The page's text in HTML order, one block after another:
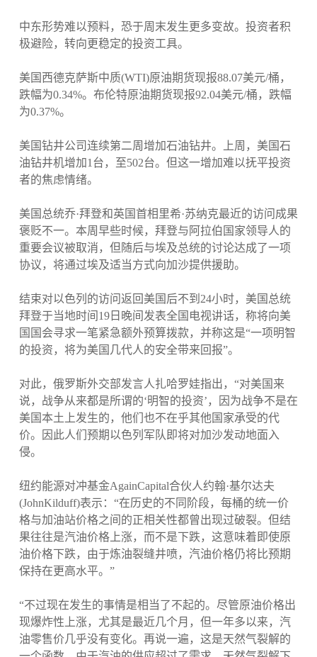
中东形势难以预料，恐于周末发生更多变故。投资者积
极避险，转向更稳定的投资工具。
美国西德克萨斯中质(WTI)原油期货现报88.07美元/桶，
跌幅为0.34%。布伦特原油期货现报92.04美元/桶，跌幅
为0.37%。
美国钻井公司连续第二周增加石油钻井。上周，美国石
油钻井机增加1台，至502台。但这一增加难以抚平投资
者的焦虑情绪。
美国总统乔·拜登和英国首相里希·苏纳克最近的访问成果
褒贬不一。本周早些时候，拜登与阿拉伯国家领导人的
重要会议被取消，但随后与埃及总统的讨论达成了一项
协议，将通过埃及适当方式向加沙提供援助。
结束对以色列的访问返回美国后不到24小时，美国总统
拜登于当地时间19日晚间发表全国电视讲话，称将向美
国国会寻求一笔紧急额外预算拨款，并称这是“一项明智
的投资，将为美国几代人的安全带来回报”。
对此，俄罗斯外交部发言人扎哈罗娃指出，“对美国来
说，战争从来都是所谓的‘明智的投资’，因为战争不是在
美国本土上发生的，他们也不在乎其他国家承受的代
价。因此人们预期以色列军队即将对加沙发动地面入
侵。
纽约能源对冲基金AgainCapital合伙人约翰·基尔达夫
(JohnKilduff)表示：“在历史的不同阶段，每桶的统一价
格与加油站价格之间的正相关性都曾出现过破裂。但结
果往往是汽油价格上涨，而不是下跌，这意味着即使原
油价格下跌，由于炼油裂缝井喷，汽油价格仍将比预期
保持在更高水平。”
“不过现在发生的事情是相当了不起的。尽管原油价格出
现爆炸性上涨，尤其是最近几个月，但一年多以来，汽
油零售价几乎没有变化。再说一遍，这是天然气裂解的